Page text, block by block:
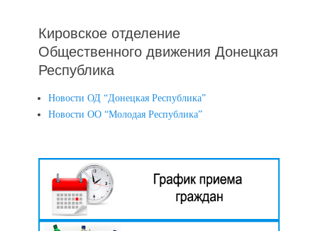
Кировское отделение
Общественного движения Донецкая
Республика
Новости ОД “Донецкая Республика”
Новости ОО “Молодая Республика”